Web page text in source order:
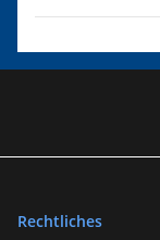
Rechtliches